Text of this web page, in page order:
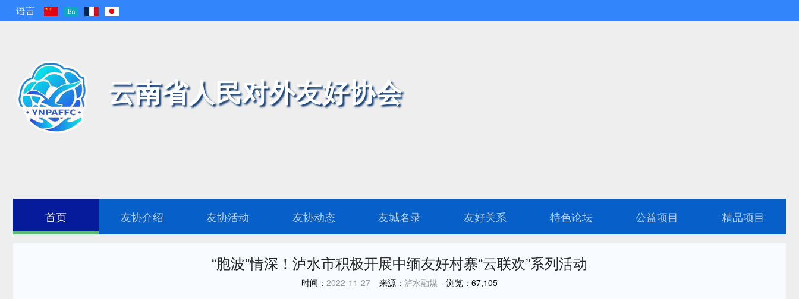
语言
云南省人民对外友好协会
首页 友协介绍 友协活动 友协动态 友城名录 友好关系 特色论坛 公益项目 精品项目
“胞波”情深！泸水市积极开展中缅友好村寨“云联欢”系列活动
时间： 2022-11-27 来源： 泸水融媒 浏览： 67,105